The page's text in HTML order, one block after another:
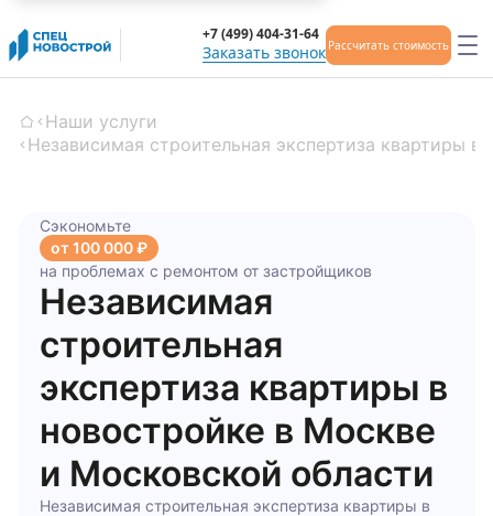
Заказать звонок
+7 (499) 404-31-64
Рассчитать стоимость
Главная
Наши услуги
Независимая строительная экспертиза квартиры в
Сэкономьте
от 100 000 ₽
на проблемах с ремонтом от застройщиков
Независимая
строительная
экспертиза квартиры в
новостройке в Москве
и Московской области
Независимая строительная экспертиза квартиры в